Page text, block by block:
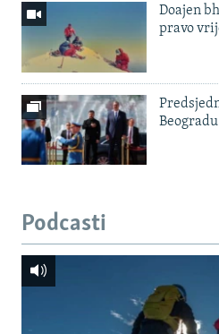
Doajen
pravo
Beogradu
Podcasti